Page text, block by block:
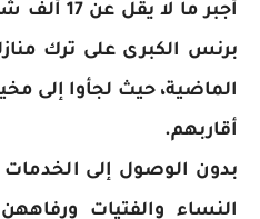
أُجبر ما
برنس الكبرى على ترك
الماضية، حيث لجأوا إلى
أقاربهم.
بدون الوصول إلى
النساء والفتيات